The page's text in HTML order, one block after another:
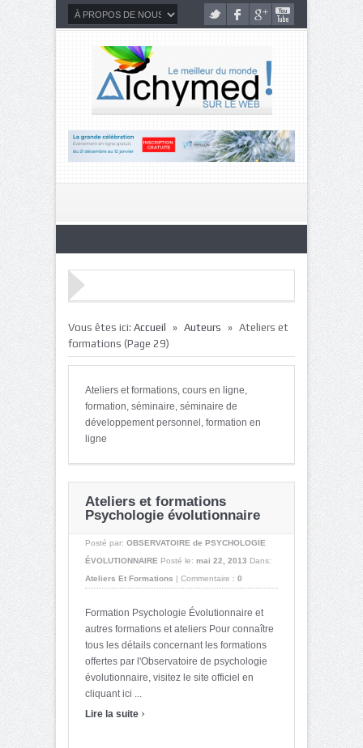
Vous êtes ici: Accueil » Auteurs » Ateliers et
formations (Page 29)
Ateliers et formations, cours en ligne,
formation, séminaire, séminaire de
développement personnel, formation en
ligne
Ateliers et formations
Psychologie évolutionnaire
Posté par: OBSERVATOIRE de PSYCHOLOGIE
ÉVOLUTIONNAIRE Posté le: mai 22, 2013 Dans:
Ateliers Et Formations | Commentaire : 0
Formation Psychologie Évolutionnaire et
autres formations et ateliers Pour connaître
tous les détails concernant les formations
offertes par l'Observatoire de psychologie
évolutionnaire, visitez le site officiel en
cliquant ici ...
Lire la suite ›